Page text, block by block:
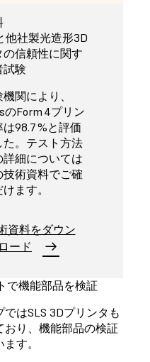
他社製光造形3D
の信頼性に関す
試験
関により、
のForm 4プリン
は98.7 %と評価
た。テスト方法
詳細については
技術資料でご確
ます。
資料をダウン
ロード
で機能部品を検証
ではSLS 3Dプリンタも
おり、機能部品の検証
す。